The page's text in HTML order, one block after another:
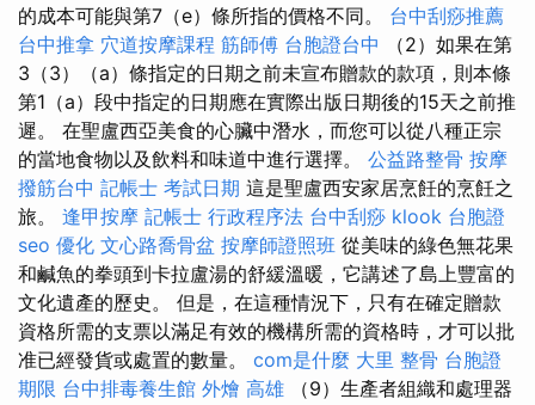
的成本可能與第7（e）條所指的價格不同。 台中刮痧推薦
台中推拿 穴道按摩課程 筋師傅 台胞證台中 （2）如果在第
3（3）（a）條指定的日期之前未宣布贈款的款項，則本條
第1（a）段中指定的日期應在實際出版日期後的15天之前推
遲。 在聖盧西亞美食的心臟中潛水，而您可以從八種正宗
的當地食物以及飲料和味道中進行選擇。 公益路整骨 按摩
撥筋台中 記帳士 考試日期 這是聖盧西安家居烹飪的烹飪之
旅。 逢甲按摩 記帳士 行政程序法 台中刮痧 klook 台胞證
seo 優化 文心路喬骨盆 按摩師證照班 從美味的綠色無花果
和鹹魚的拳頭到卡拉盧湯的舒緩溫暖，它講述了島上豐富的
文化遺產的歷史。 但是，在這種情況下，只有在確定贈款
資格所需的支票以滿足有效的機構所需的資格時，才可以批
准已經發貨或處置的數量。 com是什麼 大里 整骨 台胞證
期限 台中排毒養生館 外燴 高雄 （9）生產者組織和處理器